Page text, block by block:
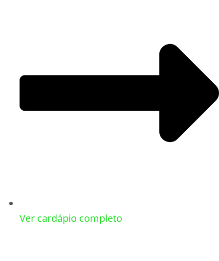
Ver cardápio completo